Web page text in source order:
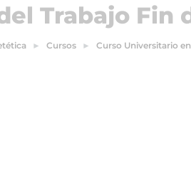
Trabajo Fin
Cursos Curso Universitario